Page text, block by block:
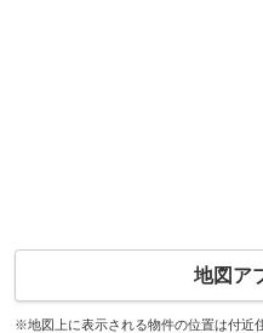
地図ア
※地図上に表示される物件の位置は付近